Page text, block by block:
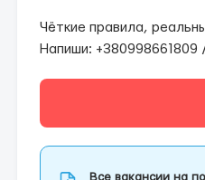
Чёткие правила,
Напиши:
Все вакансии на